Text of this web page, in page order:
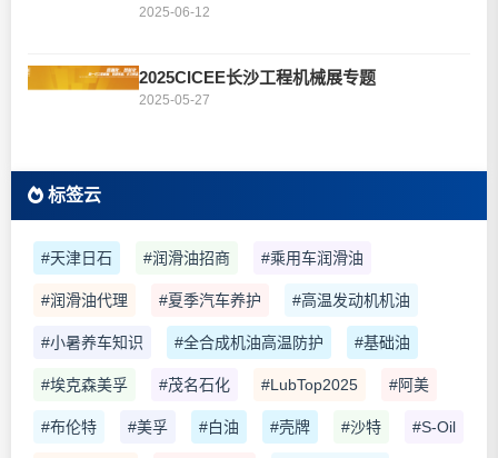
2025-06-12
2025CICEE长沙工程机械展专题
2025-05-27
标签云
#天津日石 #润滑油招商 #乘用车润滑油
#润滑油代理 #夏季汽车养护 #高温发动机机油
#小暑养车知识 #全合成机油高温防护 #基础油
#埃克森美孚 #茂名石化 #LubTop2025 #阿美
#布伦特 #美孚 #白油 #壳牌 #沙特 #S-Oil